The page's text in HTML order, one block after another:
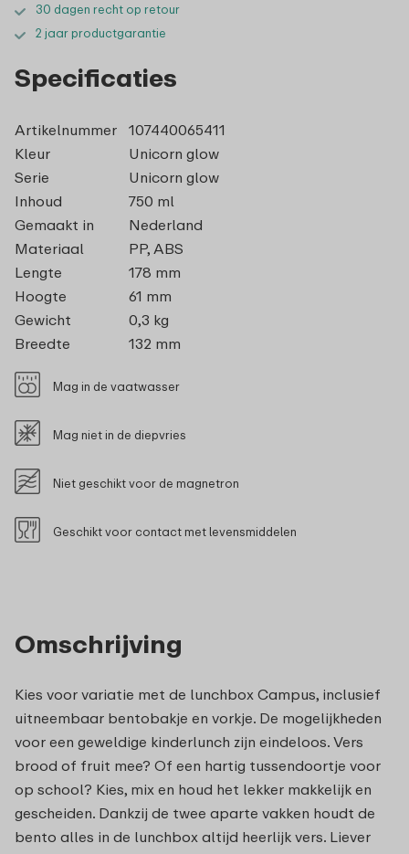
30 dagen recht op retour
2 jaar productgarantie
Omschrijving
Kies voor variatie met de lunchbox Campus, inclusief
uitneembaar bentobakje en vorkje. De mogelijkheden
voor een geweldige kinderlunch zijn eindeloos. Vers
brood of fruit mee? Of een hartig tussendoortje voor
op school? Kies, mix en houd het lekker makkelijk en
gescheiden. Dankzij de twee aparte vakken houdt de
bento alles in de lunchbox altijd heerlijk vers. Liever
Specificaties
Artikelnummer
107440065411
Kleur
Unicorn glow
Serie
Unicorn glow
Inhoud
750 ml
Gemaakt in
Nederland
Materiaal
PP, ABS
Lengte
178 mm
Hoogte
61 mm
Gewicht
0,3 kg
Breedte
132 mm
Mag in de vaatwasser
Mag niet in de diepvries
Niet geschikt voor de magnetron
Geschikt voor contact met levensmiddelen